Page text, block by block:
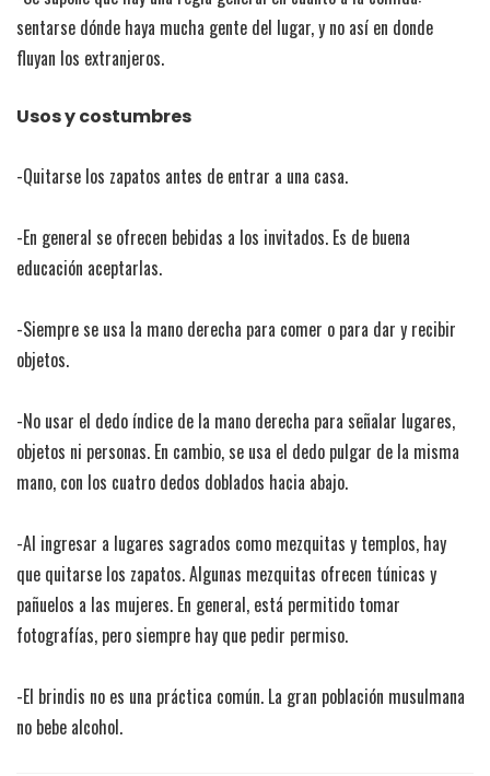
sentarse dónde haya mucha gente del lugar, y no así en donde
fluyan los extranjeros.
Usos y costumbres
-Quitarse los zapatos antes de entrar a una casa.
-En general se ofrecen bebidas a los invitados. Es de buena
educación aceptarlas.
-Siempre se usa la mano derecha para comer o para dar y recibir
objetos.
-No usar el dedo índice de la mano derecha para señalar lugares,
objetos ni personas. En cambio, se usa el dedo pulgar de la misma
mano, con los cuatro dedos doblados hacia abajo.
-Al ingresar a lugares sagrados como mezquitas y templos, hay
que quitarse los zapatos. Algunas mezquitas ofrecen túnicas y
pañuelos a las mujeres. En general, está permitido tomar
fotografías, pero siempre hay que pedir permiso.
-El brindis no es una práctica común. La gran población musulmana
no bebe alcohol.